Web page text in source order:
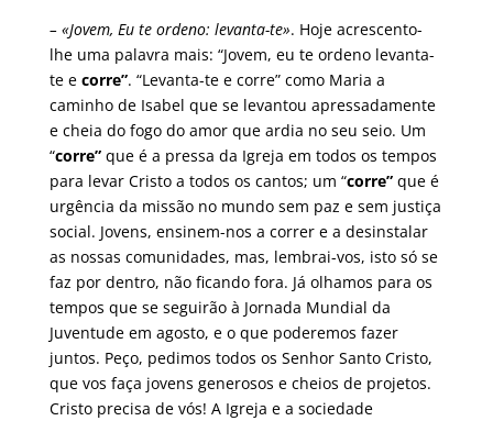
– «Jovem, Eu te ordeno: levanta-te». Hoje acrescento-
lhe uma palavra mais: “Jovem, eu te ordeno levanta-
te e corre”. “Levanta-te e corre” como Maria a
caminho de Isabel que se levantou apressadamente
e cheia do fogo do amor que ardia no seu seio. Um
“corre”que é a pressa da Igreja em todos os tempos
para levar Cristo a todos os cantos; um “corre”que é
urgência da missão no mundo sem paz e sem justiça
social. Jovens, ensinem-nos a correr e a desinstalar
as nossas comunidades, mas, lembrai-vos, isto só se
faz por dentro, não ficando fora. Já olhamos para os
tempos que se seguirão à Jornada Mundial da
Juventude em agosto, e o que poderemos fazer
juntos. Peço, pedimos todos os Senhor Santo Cristo,
que vos faça jovens generosos e cheios de projetos.
Cristo precisa de vós! A Igreja e a sociedade